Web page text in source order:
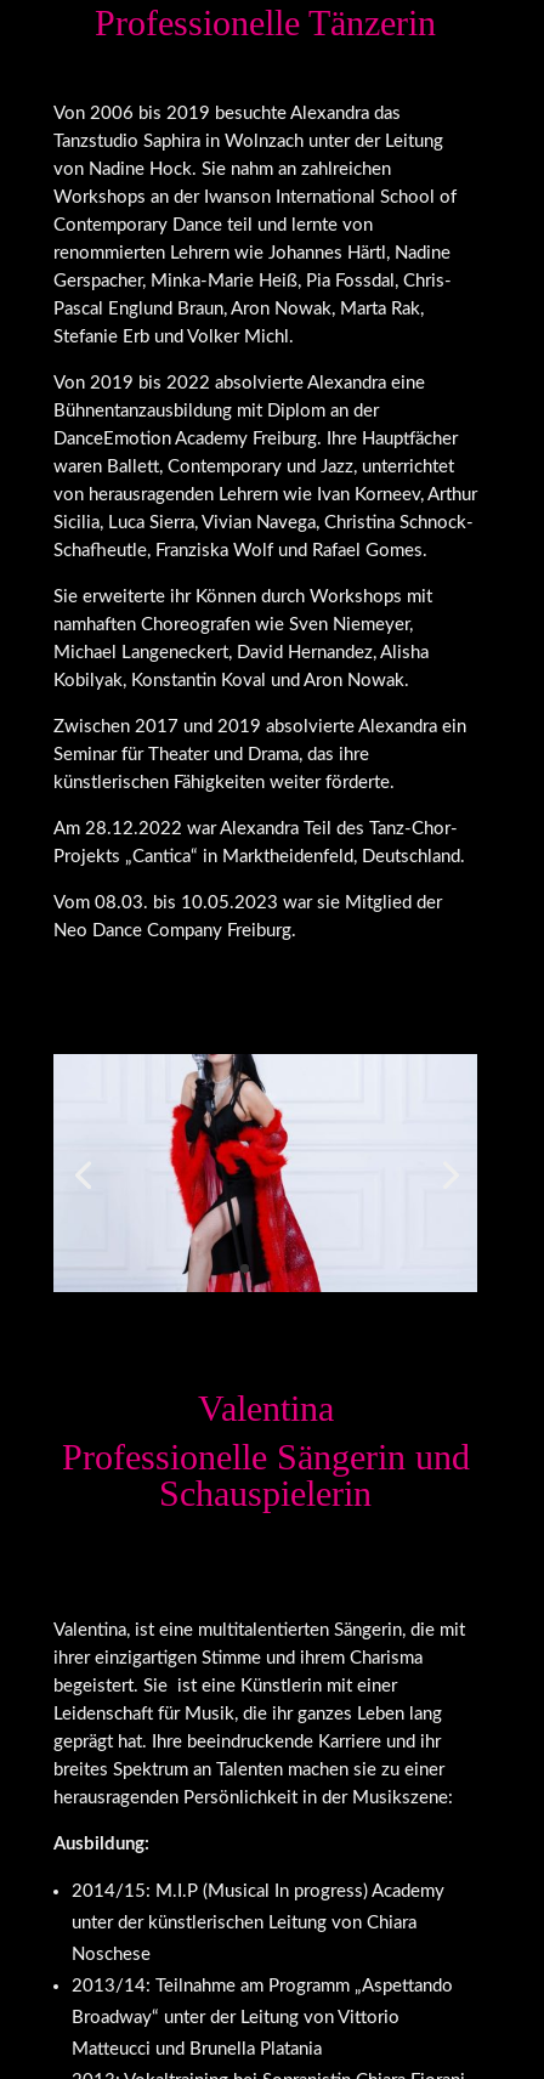
Professionelle Tänzerin
Von 2006 bis 2019 besuchte Alexandra das
Tanzstudio Saphira in Wolnzach unter der Leitung
von Nadine Hock. Sie nahm an zahlreichen
Workshops an der Iwanson International School of
Contemporary Dance teil und lernte von
renommierten Lehrern wie Johannes Härtl, Nadine
Gerspacher, Minka-Marie Heiß, Pia Fossdal, Chris-
Pascal Englund Braun, Aron Nowak, Marta Rak,
Stefanie Erb und Volker Michl.
Von 2019 bis 2022 absolvierte Alexandra eine
Bühnentanzausbildung mit Diplom an der
DanceEmotion Academy Freiburg. Ihre Hauptfächer
waren Ballett, Contemporary und Jazz, unterrichtet
von herausragenden Lehrern wie Ivan Korneev, Arthur
Sicilia, Luca Sierra, Vivian Navega, Christina Schnock-
Schafheutle, Franziska Wolf und Rafael Gomes.
Sie erweiterte ihr Können durch Workshops mit
namhaften Choreografen wie Sven Niemeyer,
Michael Langeneckert, David Hernandez, Alisha
Kobilyak, Konstantin Koval und Aron Nowak.
Zwischen 2017 und 2019 absolvierte Alexandra ein
Seminar für Theater und Drama, das ihre
künstlerischen Fähigkeiten weiter förderte.
Am 28.12.2022 war Alexandra Teil des Tanz-Chor-
Projekts „Cantica“ in Marktheidenfeld, Deutschland.
Vom 08.03. bis 10.05.2023 war sie Mitglied der
Neo Dance Company Freiburg.
Valentina
Professionelle Sängerin und
Schauspielerin
Valentina, ist eine multitalentierten Sängerin, die mit
ihrer einzigartigen Stimme und ihrem Charisma
begeistert. Sie ist eine Künstlerin mit einer
Leidenschaft für Musik, die ihr ganzes Leben lang
geprägt hat. Ihre beeindruckende Karriere und ihr
breites Spektrum an Talenten machen sie zu einer
herausragenden Persönlichkeit in der Musikszene:
Ausbildung:
2014/15: M.I.P (Musical In progress) Academy
unter der künstlerischen Leitung von Chiara
Noschese
2013/14: Teilnahme am Programm „Aspettando
Broadway“ unter der Leitung von Vittorio
Matteucci und Brunella Platania